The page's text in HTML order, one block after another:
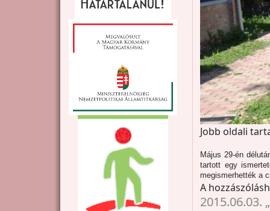
Jobb oldali
Május 29-én
tartott egy
megismerhették a
A
2015.06.03.